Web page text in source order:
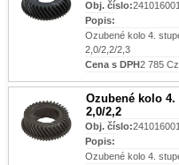
Obj. číslo:
Popis:
Ozubené kolo 4.
2,0/2,2/2,3
Cena s DPH2 785
Ozubené kolo 4.
2,0/2,2
Obj. číslo:
Popis:
Ozubené kolo 4.